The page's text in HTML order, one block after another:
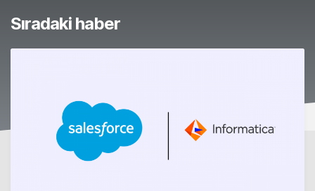
Sıradaki haber